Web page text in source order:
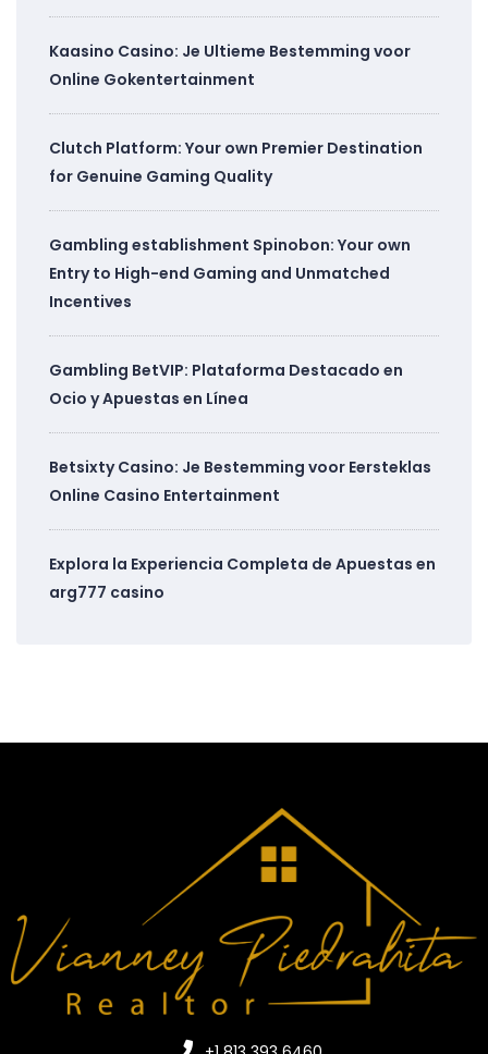
Kaasino Casino: Je Ultieme Bestemming voor
Online Gokentertainment
Clutch Platform: Your own Premier Destination
for Genuine Gaming Quality
Gambling establishment Spinobon: Your own
Entry to High-end Gaming and Unmatched
Incentives
Gambling BetVIP: Plataforma Destacado en
Ocio y Apuestas en Línea
Betsixty Casino: Je Bestemming voor Eersteklas
Online Casino Entertainment
Explora la Experiencia Completa de Apuestas en
arg777 casino